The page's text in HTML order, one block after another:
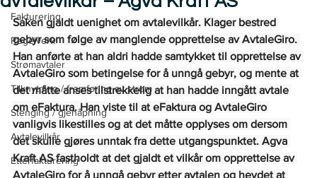
Fakturering
Regelverk
Strømavtaler
Tilknytning / fremføring av strøm
Stenging / gjenåpning
Avtalevilkår
Etterfakturering
Saken gjaldt uenighet om avtalevilkår. Klager bestred
gebyr som følge av manglende opprettelse av AvtaleGiro.
Han anførte at han aldri hadde samtykket til opprettelse av
AvtaleGiro som betingelse for å unngå gebyr, og mente at
det måtte anses tilstrekkelig at han hadde inngått avtale
om eFaktura. Han viste til at eFaktura og AvtaleGiro
vanligvis likestilles og at det måtte opplyses om dersom
det skulle gjøres unntak fra dette utgangspunktet. Agva
Kraft AS fastholdt at det gjaldt et vilkår om opprettelse av
AvtaleGiro for å unngå gebyr etter avtalen og hevdet at